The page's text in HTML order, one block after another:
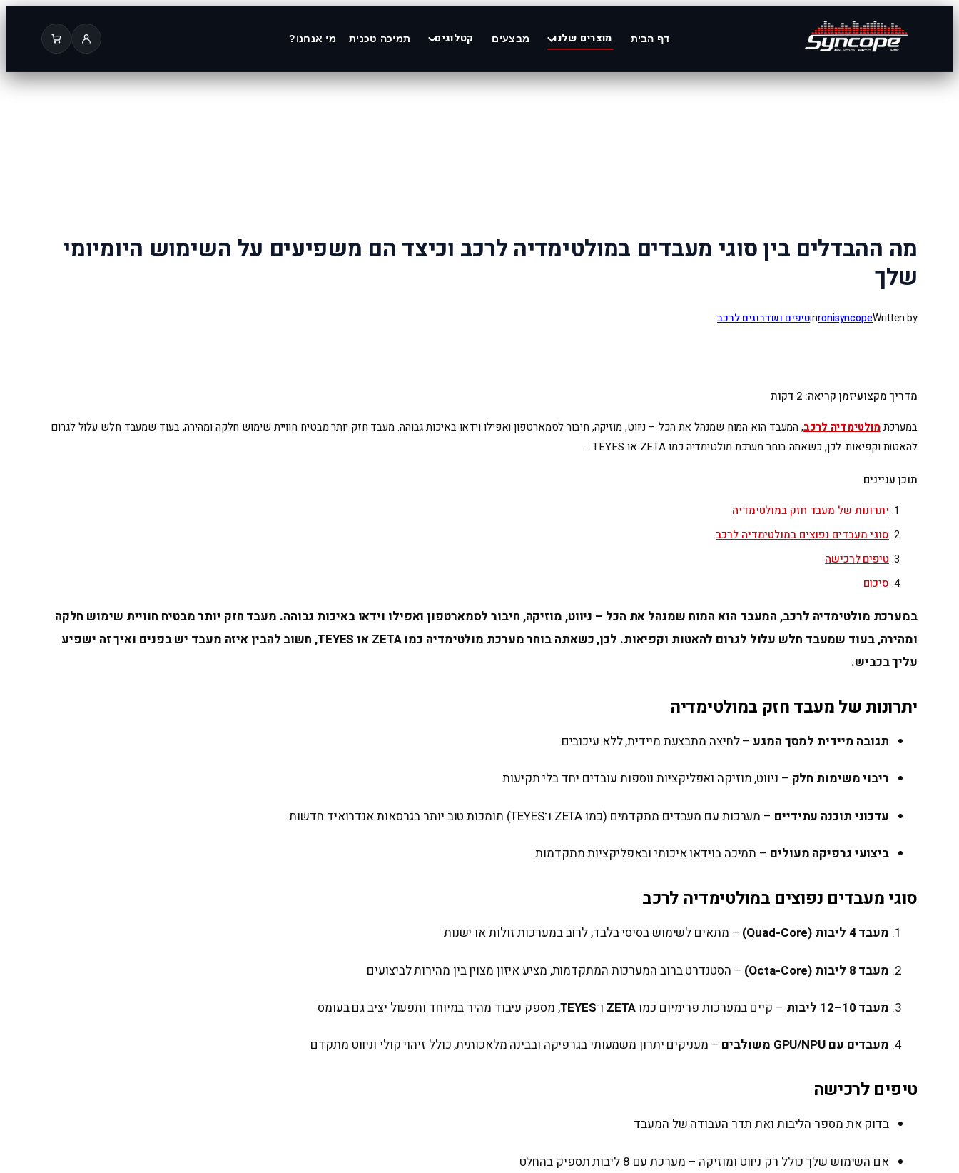
דף הבית מוצרים שלנו מבצעים קטלוגים תמיכה טכנית מי אנחנו?
לדלג
מה ההבדלים בין סוגי מעבדים במולטימדיה לרכב וכיצד הם משפיעים על השימוש היומיומי
שלך
Written by
ronisyncope
inטיפים ושדרוגים לרכב
מדריך מקצועיזמן קריאה: 2 דקות
במערכתמולטימדיה לרכב, המעבד הוא המוח שמנהל את הכל – ניווט, מוזיקה, חיבור לסמארטפון ואפילו וידאו באיכות גבוהה. מעבד חזק יותר מבטיח חוויית שימוש חלקה ומהירה, בעוד שמעבד חלש עלול לגרום
להאטות וקפיאות. לכן, כשאתה בוחר מערכת מולטימדיה כמו ZETA או TEYES…
תוכן עניינים
יתרונות של מעבד חזק במולטימדיה
סוגי מעבדים נפוצים במולטימדיה לרכב
טיפים לרכישה
סיכום
במערכת מולטימדיה לרכב, המעבד הוא המוח שמנהל את הכל – ניווט, מוזיקה, חיבור לסמארטפון ואפילו וידאו באיכות גבוהה. מעבד חזק יותר מבטיח חוויית שימוש חלקה
ומהירה, בעוד שמעבד חלש עלול לגרום להאטות וקפיאות. לכן, כשאתה בוחר מערכת מולטימדיה כמו ZETA או TEYES, חשוב להבין איזה מעבד יש בפנים ואיך זה ישפיע
עליך בכביש.
יתרונות של מעבד חזק במולטימדיה
תגובה מיידית למסך המגע – לחיצה מתבצעת מיידית, ללא עיכובים
ריבוי משימות חלק – ניווט, מוזיקה ואפליקציות נוספות עובדים יחד בלי תקיעות
עדכוני תוכנה עתידיים – מערכות עם מעבדים מתקדמים (כמו ZETA ו־TEYES) תומכות טוב יותר בגרסאות אנדרואיד חדשות
ביצועי גרפיקה מעולים – תמיכה בוידאו איכותי ובאפליקציות מתקדמות
סוגי מעבדים נפוצים במולטימדיה לרכב
מעבד 4 ליבות (Quad-Core) – מתאים לשימוש בסיסי בלבד, לרוב במערכות זולות או ישנות
מעבד 8 ליבות (Octa-Core) – הסטנדרט ברוב המערכות המתקדמות, מציע איזון מצוין בין מהירות לביצועים
מעבד 10–12 ליבות – קיים במערכות פרימיום כמוZETA ו־TEYES, מספק עיבוד מהיר במיוחד ותפעול יציב גם בעומס
מעבדים עם GPU/NPU משולבים – מעניקים יתרון משמעותי בגרפיקה ובבינה מלאכותית, כולל זיהוי קולי וניווט מתקדם
טיפים לרכישה
בדוק את מספר הליבות ואת תדר העבודה של המעבד
אם השימוש שלך כולל רק ניווט ומוזיקה – מערכת עם 8 ליבות תספיק בהחלט